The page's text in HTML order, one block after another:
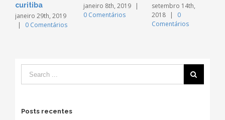
curitiba
janeiro 29th, 2019
|
0 Comentários
janeiro 8th, 2019
|
0 Comentários
setembro 14th,
2018
|
0
Comentários
Posts recentes